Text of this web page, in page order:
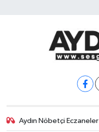
Aydın Nöbetçi Eczaneler